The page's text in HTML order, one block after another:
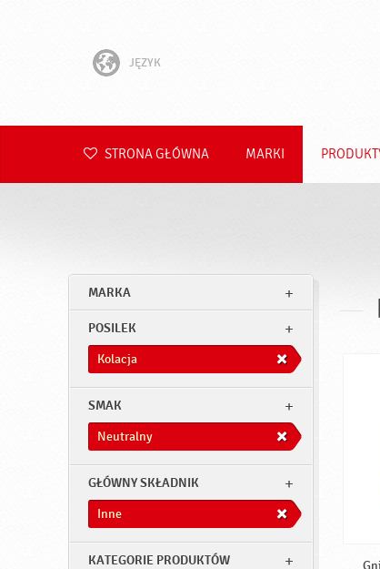
JĘZYK
Hrvatski
Română
Deutsch
STRONA GŁÓWNA MARKI
MARKA
POSILEK
Kolacja
SMAK
Neutralny
GŁÓWNY SKŁADNIK
Inne
KATEGORIE PRODUKTÓW